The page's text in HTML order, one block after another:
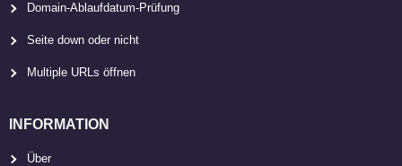
Domain-Ablaufdatum-Prüfung
Seite down oder nicht
Multiple URLs öffnen
INFORMATION
Über